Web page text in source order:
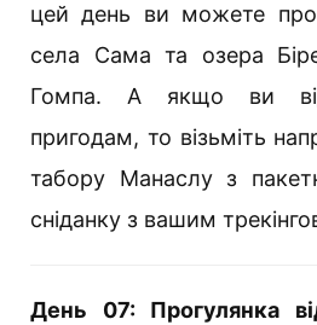
цей день ви можете
села Сама та озера
Гомпа. А якщо ви
пригодам, то візьміть
табору Манаслу з
сніданку з вашим
День 07: Прогулянка